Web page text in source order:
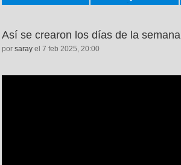
Así se crearon los días de la semana
por saray el 7 feb 2025, 20:00